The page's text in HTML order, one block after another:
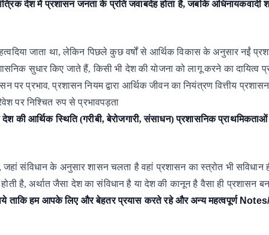
देश में प्रशासन जनता के प्रति जवाबदेह होता है, जबकि अधिनायकवादी
जाता था,लेकिन पिछले कुछ वर्षों से आर्थिक विकास के अनुसार नईं
सुधार किए जाते हैं,किसी भी देश की योजना को लागू करने का दायित्व
पर प्रभाव,प्रशासन नियम द्वारा आर्थिक जीवन का नियंत्रण वित्तीय प्रशासन
पर निश्चित रुप से प्रभावपड़ता
की आर्थिक स्थिति (गरीबी, बेरोजगारी, संसाधन) प्रशासनिक
जहां संविधान के अनुसार शासन चलता है वहां प्रशासन का स्त्रोत भी सविधान
होती है,अर्थात जैसा देश का संविधान है या देश की कानून है वैसा ही प्रशासन बन
ताकि हम आपके लिए और बेहतर प्रयास करते रहे और अन्य महत्वपूर्ण